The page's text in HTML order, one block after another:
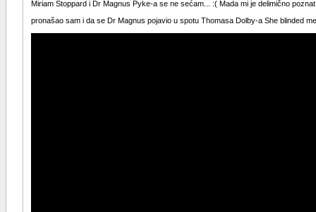
Miriam Stoppard i Dr Magnus Pyke-a se ne sećam... :( Mada mi je delimično
pronašao sam i da se Dr Magnus pojavio u spotu Thomasa Dolby-a She blinded